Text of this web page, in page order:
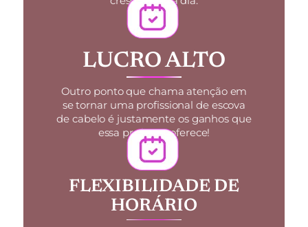
LUCRO ALTO
Outro ponto que chama atenção em
se tornar uma profissional de escova
de cabelo é justamente os ganhos que
essa profissão oferece!
FLEXIBILIDADE DE
HORÁRIO